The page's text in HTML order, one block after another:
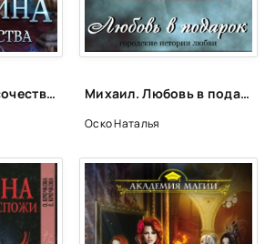
Фрейлина ее высочества - Оксана Гринберга Михаил. Любовь в подарок - Наталья Оско
Оско Наталья